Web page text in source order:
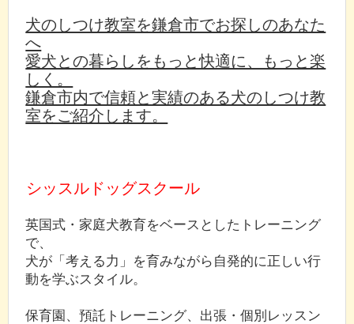
犬のしつけ教室を鎌倉市でお探しのあなた
へ
愛犬との暮らしをもっと快適に、もっと楽
しく。
鎌倉市内で信頼と実績のある犬のしつけ教
室をご紹介します。
シッスルドッグスクール
英国式・家庭犬教育をベースとしたトレーニング
で、
犬が「考える力」を育みながら自発的に正しい行
動を学ぶスタイル。
保育園、預託トレーニング、出張・個別レッスン